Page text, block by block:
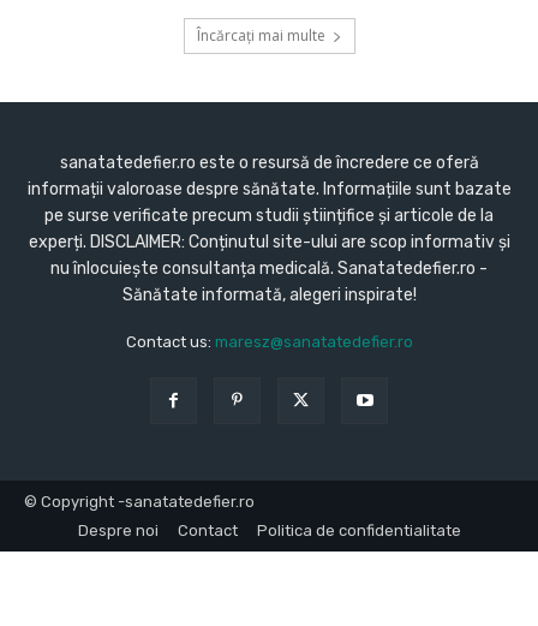
Încărcați mai multe
sanatatedefier.ro este o resursă de încredere ce oferă
informații valoroase despre sănătate. Informațiile sunt bazate
pe surse verificate precum studii științifice și articole de la
experți. DISCLAIMER: Conținutul site-ului are scop informativ și
nu înlocuiește consultanța medicală. Sanatatedefier.ro -
Sănătate informată, alegeri inspirate!
Contact us: maresz@sanatatedefier.ro
© Copyright -sanatatedefier.ro
Despre noi
Contact Politica de confidentialitate